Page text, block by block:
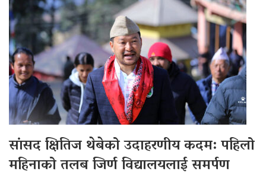
सांसद क्षितिज थेबेको उदाहरणीय कदम: पहिलो
महिनाको तलब जिर्ण विद्यालयलाई समर्पण